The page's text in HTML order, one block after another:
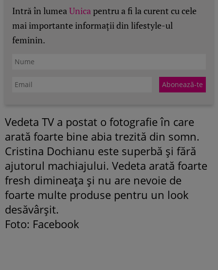
Intră în lumeaUnicapentru a fi la curent cu cele
mai importante informații din lifestyle-ul
feminin.
Vedeta TV a postat o fotografie în care
arată foarte bine abia trezită din somn.
Cristina Dochianu este superbă şi fără
ajutorul machiajului. Vedeta arată foarte
fresh dimineaţa şi nu are nevoie de
foarte multe produse pentru un look
desăvârşit.
Foto: Facebook